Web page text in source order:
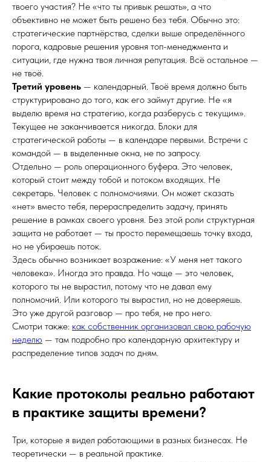
твоего участия? Не «что ты привык решать», а что
объективно не может быть решено без тебя. Обычно это:
стратегические партнёрства, сделки выше определённого
порога, кадровые решения уровня топ-менеджмента и
ситуации, где нужна твоя личная репутация. Всё остальное —
не твоё.
Третий уровень — календарный. Твоё время должно быть
структурировано до того, как его займут другие. Не «я
выделю время на стратегию, когда разберусь с текущим».
Текущее не заканчивается никогда. Блоки для
стратегической работы — в календаре первыми. Встречи с
командой — в выделенные окна, не по запросу.
Отдельно — роль операционного буфера. Это человек,
который стоит между тобой и потоком входящих. Не
секретарь. Человек с полномочиями. Он может сказать
«нет» вместо тебя, перераспределить задачу, принять
решение в рамках своего уровня. Без этой роли структурная
защита не работает — ты просто перемещаешь точку входа,
но не убираешь поток.
Здесь обычно возникает возражение: «У меня нет такого
человека». Иногда это правда. Но чаще — это человек,
которого ты не вырастил, потому что не давал ему
полномочий. Или которого ты вырастил, но не доверяешь.
Это уже другой разговор — про тебя, не про него.
Смотри также: как собственник организовал свою рабочую
неделю — там подробно про календарную архитектуру и
распределение типов задач по дням.
Какие протоколы реально работают
в практике защиты времени?
Три, которые я видел работающими в разных бизнесах. Не
теоретически — в реальной практике.